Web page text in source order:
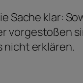
Sache klar:
vorgestoßen
nicht erklären.